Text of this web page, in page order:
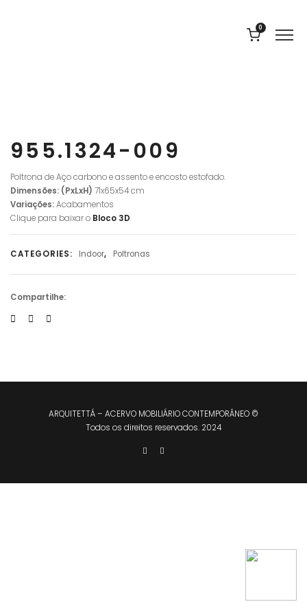
0
955.1324-009
Poltrona de Aço carbono e assento e encosto estofado.
Dimensões: (PxLxH) 71x65x54 cm
Variações:Acabamentos
Clique para baixar o Bloco 3D
CATEGORIES: Indoor, Poltronas
Compartilhe:
ARQUITETTÁ – ACERVO MOBILIÁRIO CONTEMPORÂNEO ©
Todos os direitos reservados. 2024